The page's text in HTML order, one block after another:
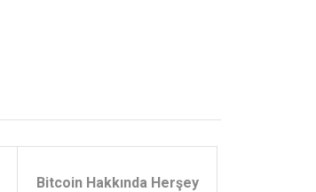
Bitcoin Hakkında Herşey